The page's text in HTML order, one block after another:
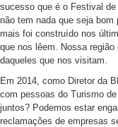
sucesso que é o Festival
não tem nada que seja
mais foi construído nos
que nos lêem. Nossa
daqueles que nos visitam.
Em 2014, como Diretor da
com pessoas do Turismo
juntos? Podemos estar
reclamações de empresas